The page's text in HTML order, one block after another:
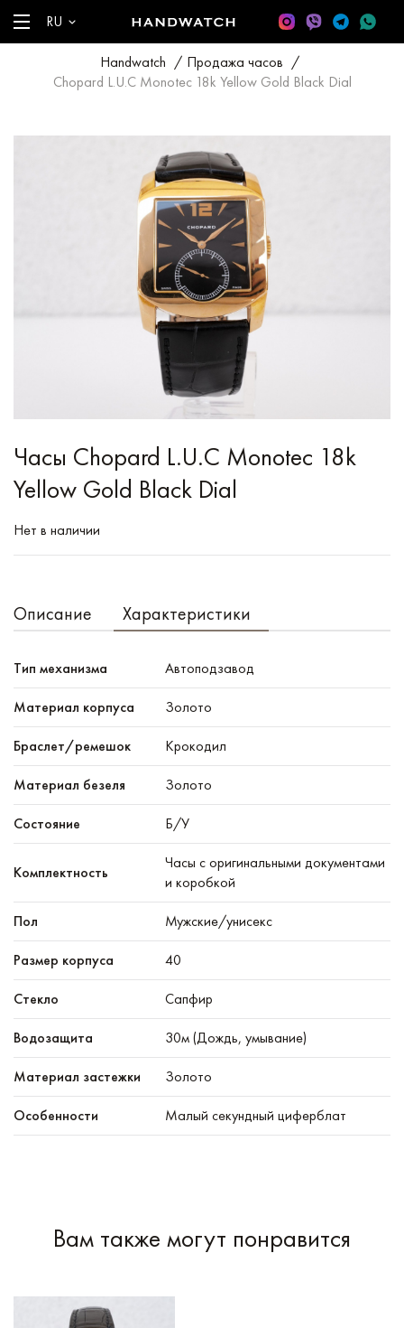
RU
Handwatch / Продажа часов /
Chopard L.U.C Monotec 18k Yellow Gold Black Dial
Часы Chopard L.U.C Monotec 18k
Yellow Gold Black Dial
Нет в наличии
Описание Характеристики
Тип механизма Автоподзавод
Материал корпуса Золото
Браслет/ремешок Крокодил
Материал безеля Золото
Состояние Б/У
Комплектность
Часы с оригинальными документами
и коробкой
Пол Мужские/унисекс
Размер корпуса 40
Стекло Сапфир
Водозащита 30м (Дождь, умывание)
Материал застежки Золото
Особенности Малый секундный циферблат
Вам также могут понравится